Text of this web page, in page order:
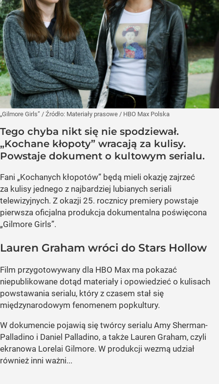
„Gilmore Girls” / Źródło: Materiały prasowe / HBO Max Polska
Tego chyba nikt się nie spodziewał.
„Kochane kłopoty” wracają za kulisy.
Powstaje dokument o kultowym serialu.
Fani „Kochanych kłopotów” będą mieli okazję zajrzeć
za kulisy jednego z najbardziej lubianych seriali
telewizyjnych. Z okazji 25. rocznicy premiery powstaje
pierwsza oficjalna produkcja dokumentalna poświęcona
„Gilmore Girls”.
Lauren Graham wróci do Stars Hollow
Film przygotowywany dla HBO Max ma pokazać
niepublikowane dotąd materiały i opowiedzieć o kulisach
powstawania serialu, który z czasem stał się
międzynarodowym fenomenem popkultury.
W dokumencie pojawią się twórcy serialu Amy Sherman-
Palladino i Daniel Palladino, a także Lauren Graham, czyli
ekranowa Lorelai Gilmore. W produkcji wezmą udział
również inni ważni...